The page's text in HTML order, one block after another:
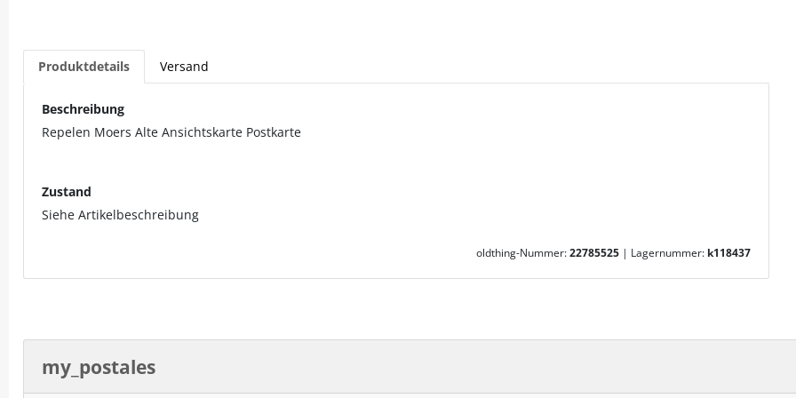
Produktdetails Versand
Beschreibung
Repelen Moers Alte Ansichtskarte Postkarte
Zustand
Siehe Artikelbeschreibung
oldthing-Nummer:22785525 | Lagernummer: k118437
my_postales